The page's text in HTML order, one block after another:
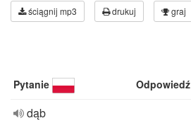
ściągnij mp3 drukuj graj
Pytanie Odpowiedź
dąb